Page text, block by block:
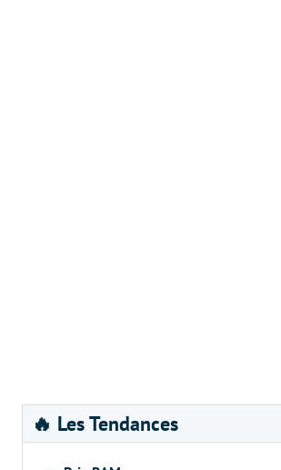
🔥 Les Tendances